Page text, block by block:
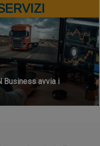
Business avvia i